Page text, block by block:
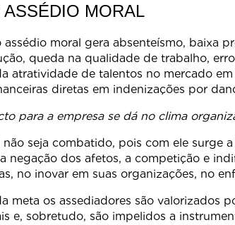
MORAL
assédio moral gera absenteísmo,
queda na qualidade de trabalho,
atratividade de talentos no mercado
diretas em indenizações por
para a empresa se dá no clima
não seja combatido, pois com ele
negação dos afetos, a competição e
no inovar em suas organizações, no
meta os assediadores são valorizados
e, sobretudo, são impelidos a